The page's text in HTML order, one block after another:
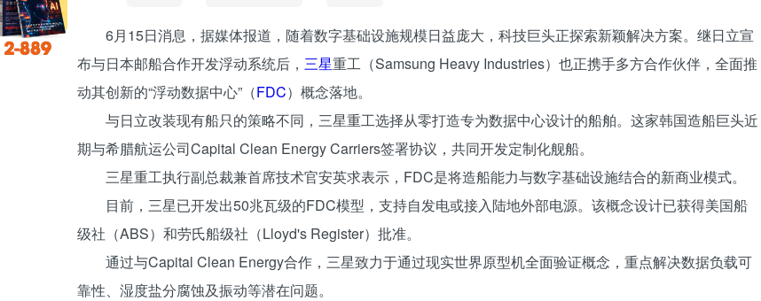
6月15日消息，据媒体报道，随着数字基础设施规模日益庞大，科技巨头正探索新颖解决方案。继日立宣
布与日本邮船合作开发浮动系统后， 三星重工（Samsung Heavy Industries）也正携手多方合作伙伴，全面推
动其创新的“浮动数据中心”（FDC）概念落地。
与日立改装现有船只的策略不同，三星重工选择从零打造专为数据中心设计的船舶。这家韩国造船巨头近
期与希腊航运公司Capital Clean Energy Carriers签署协议，共同开发定制化舰船。
三星重工执行副总裁兼首席技术官安英求表示，FDC是将造船能力与数字基础设施结合的新商业模式。
目前，三星已开发出50兆瓦级的FDC模型，支持自发电或接入陆地外部电源。该概念设计已获得美国船
级社（ABS）和劳氏船级社（Lloyd's Register）批准。
通过与Capital Clean Energy合作，三星致力于通过现实世界原型机全面验证概念，重点解决数据负载可
靠性、湿度盐分腐蚀及振动等潜在问题。